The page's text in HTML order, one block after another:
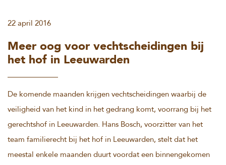
22 april 2016
Meer oog voor vechtscheidingen bij
het hof in Leeuwarden
De komende maanden krijgen vechtscheidingen waarbij de
veiligheid van het kind in het gedrang komt, voorrang bij het
gerechtshof in Leeuwarden. Hans Bosch, voorzitter van het
team familierecht bij het hof in Leeuwarden, stelt dat het
meestal enkele maanden duurt voordat een binnengekomen